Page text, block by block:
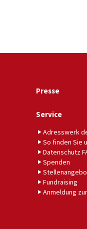
Presse
Service
Adresswerk
So finden Sie
Datenschutz
Spenden
Fundraising
Anmeldung